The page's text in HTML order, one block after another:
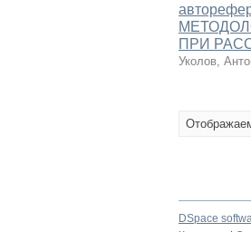
ПРИ
Уколов,
DSpace